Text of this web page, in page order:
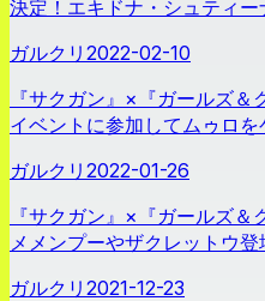
決定！エキドナ・シュティー
ガルクリ 2022-02-10
『サクガン』×『ガールズ＆
イベントに参加してムゥロを
ガルクリ 2022-01-26
『サクガン』×『ガールズ＆
メメンプーやザクレットウ登
ガルクリ 2021-12-23